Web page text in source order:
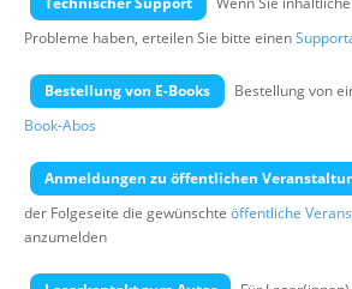
Probleme haben, erteilen Sie bitte einen
Bestellung von E-Books Bestellung von
Book-Abos
Anmeldungen zu öffentlichen
der Folgeseite die gewünschte öffentliche
anzumelden